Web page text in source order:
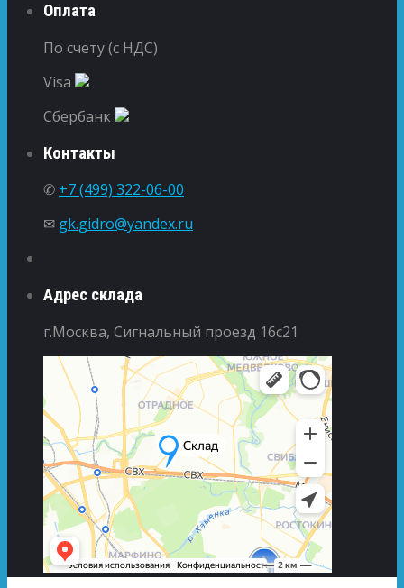
Оплата
По счету (с НДС)
Visa
Сбербанк
Контакты
✆ +7 (499) 322-06-00
✉ gk.gidro@yandex.ru
Адрес склада
г.Москва, Сигнальный проезд 16с21